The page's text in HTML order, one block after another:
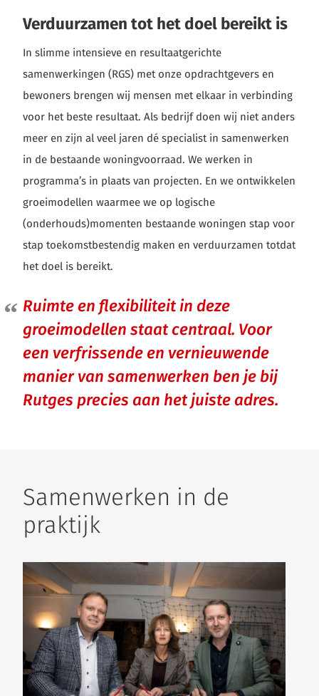
Verduurzamen tot het doel bereikt is
In slimme intensieve en resultaatgerichte
samenwerkingen (RGS) met onze opdrachtgevers en
bewoners brengen wij mensen met elkaar in verbinding
voor het beste resultaat. Als bedrijf doen wij niet anders
meer en zijn al veel jaren dé specialist in samenwerken
in de bestaande woningvoorraad. We werken in
programma’s in plaats van projecten. En we ontwikkelen
groeimodellen waarmee we op logische
(onderhouds)momenten bestaande woningen stap voor
stap toekomstbestendig maken en verduurzamen totdat
het doel is bereikt.
Ruimte en flexibiliteit in deze
groeimodellen staat centraal. Voor
een verfrissende en vernieuwende
manier van samenwerken ben je bij
Rutges precies aan het juiste adres.
Samenwerken in de
praktijk